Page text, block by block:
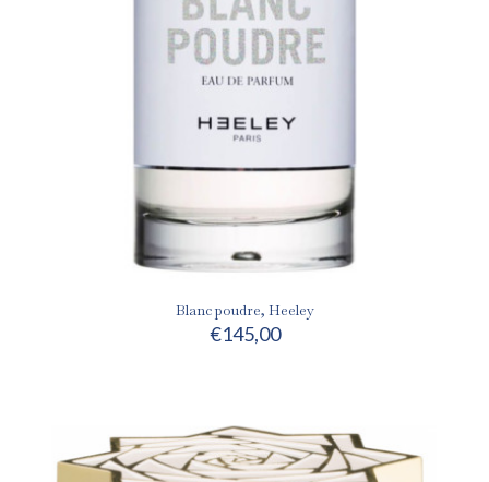
Blanc poudre, Heeley
€145,00